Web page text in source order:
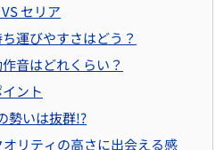
セリア
運びやすさはどう？
音はどれくらい？
ント
勢いは抜群!?
オリティの高さに出会える感